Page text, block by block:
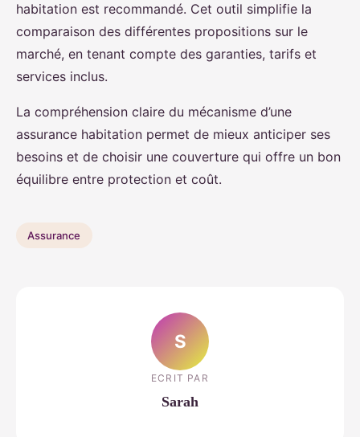
habitation est recommandé. Cet outil simplifie la
comparaison des différentes propositions sur le
marché, en tenant compte des garanties, tarifs et
services inclus.
La compréhension claire du mécanisme d’une
assurance habitation permet de mieux anticiper ses
besoins et de choisir une couverture qui offre un bon
équilibre entre protection et coût.
Assurance
S
ECRIT PAR
Sarah